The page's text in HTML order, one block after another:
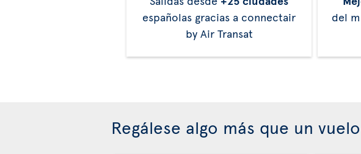
españolas gracias a connectair
by Air Transat
del
Regálese algo más que un vuelo